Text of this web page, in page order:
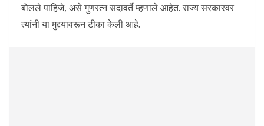
बोलले पाहिजे, असे गुणरत्न सदावर्ते म्हणाले आहेत. राज्य सरकारवर
त्यांनी या मुद्द्यावरून टीका केली आहे.